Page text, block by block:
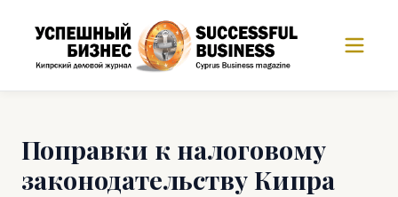
Поправки к налоговому
законодательству Кипра